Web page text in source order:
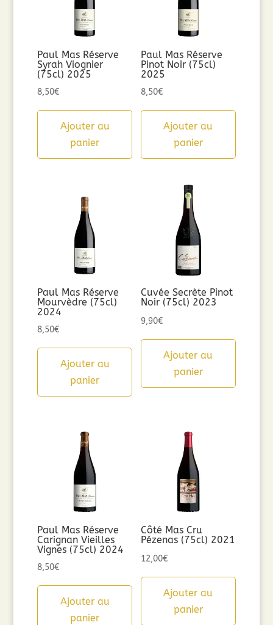
Paul Mas Réserve
Syrah Viognier
(75cl) 2025
8,50€
Ajouter au
panier
Paul Mas Réserve
Pinot Noir (75cl)
2025
8,50€
Ajouter au
panier
Paul Mas Réserve
Mourvèdre (75cl)
2024
8,50€
Ajouter au
panier
Cuvée Secrète Pinot
Noir (75cl) 2023
9,90€
Ajouter au
panier
Paul Mas Réserve
Carignan Vieilles
Vignes (75cl) 2024
8,50€
Ajouter au
panier
Côté Mas Cru
Pézenas (75cl) 2021
12,00€
Ajouter au
panier